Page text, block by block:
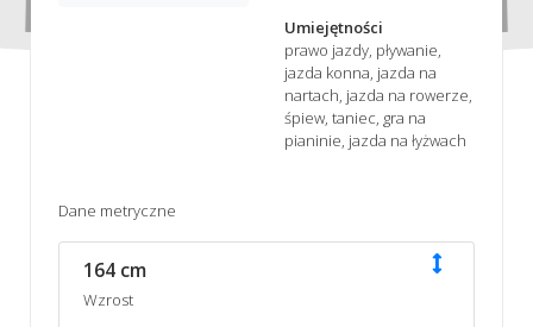
Umiejętności
prawo jazdy, pływanie,
jazda konna, jazda na
nartach, jazda na rowerze,
śpiew, taniec, gra na
pianinie, jazda na łyżwach
Dane metryczne
164 cm
Wzrost